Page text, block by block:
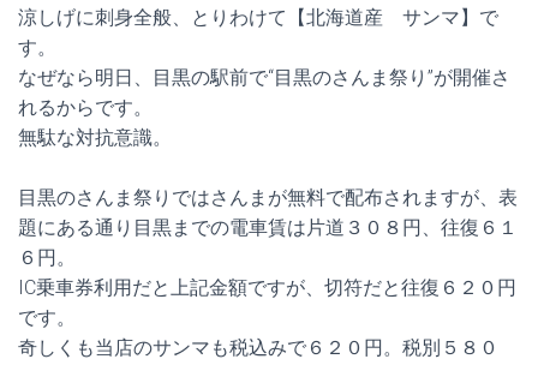
涼しげに刺身全般、とりわけて【北海道産 サンマ】で
す。
なぜなら明日、目黒の駅前で“目黒のさんま祭り”が開催さ
れるからです。
無駄な対抗意識。
目黒のさんま祭りではさんまが無料で配布されますが、表
題にある通り目黒までの電車賃は片道３０８円、往復６１
６円。
IC乗車券利用だと上記金額ですが、切符だと往復６２０円
です。
奇しくも当店のサンマも税込みで６２０円。税別５８０